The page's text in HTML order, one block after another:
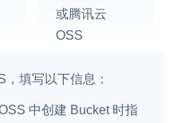
旁路推流
或腾讯云
OSS
填写以下信息：
中创建 Bucket 时指